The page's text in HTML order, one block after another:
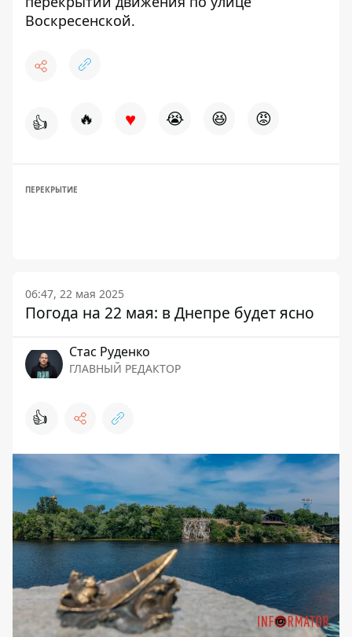
Воскресенской.
👍 🔥 ♥ 😭 😆 😡
ПЕРЕКРЫТИЕ
06:47, 22 мая 2025
Погода на 22 мая: в Днепре будет ясно
Стаc Руденко
ГЛАВНЫЙ РЕДАКТОР
👍